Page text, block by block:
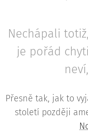
Nechápali
je pořád
Přesně tak, jak to
století později